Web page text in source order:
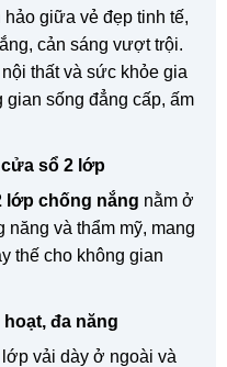
giữa vẻ đẹp tinh tế,
cản sáng vượt trội.
thất và sức khỏe gia
gian sống đẳng cấp, ấm
sổ 2 lớp
lớp chống nắng nằm ở
và thẩm mỹ, mang
thế cho không gian
đa năng
vải dày ở ngoài và